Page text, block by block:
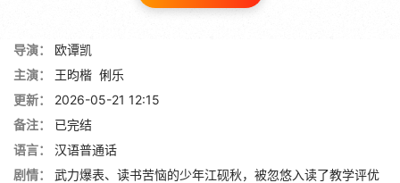
导演：
欧谭凯
主演：
王昀楷 俐乐
更新：
2026-05-21 12:15
备注：
已完结
语言：
汉语普通话
剧情：
武力爆表、读书苦恼的少年江砚秋，被忽悠入读了教学评优